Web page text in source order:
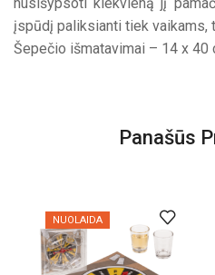
įspūdį paliksianti tiek vaikams,
Šepečio išmatavimai – 14 x 40
Panašūs
NUOLAIDA